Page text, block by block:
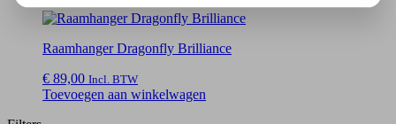
Raamhanger Dragonfly Brilliance
€ 89,00 Incl. BTW
Toevoegen aan winkelwagen